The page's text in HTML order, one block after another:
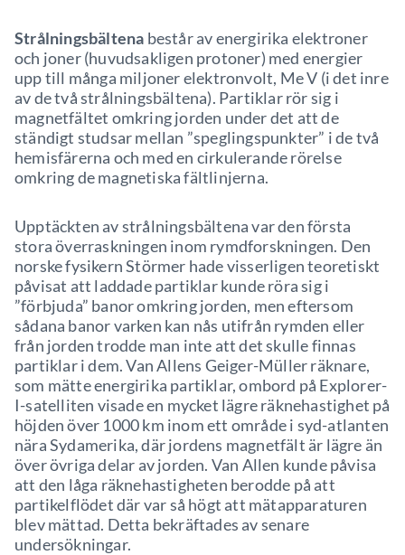
Strålningsbältena består av energirika elektroner
och joner (huvudsakligen protoner) med energier
upp till många miljoner elektronvolt, Me V (i det inre
av de två strålningsbältena). Partiklar rör sig i
magnetfältet omkring jorden under det att de
ständigt studsar mellan ”speglingspunkter” i de två
hemisfärerna och med en cirkulerande rörelse
omkring de magnetiska fältlinjerna.
Upptäckten av strålningsbältena var den första
stora överraskningen inom rymdforskningen. Den
norske fysikern Störmer hade visserligen teoretiskt
påvisat att laddade partiklar kunde röra sig i
”förbjuda” banor omkring jorden, men eftersom
sådana banor varken kan nås utifrån rymden eller
från jorden trodde man inte att det skulle finnas
partiklar i dem. Van Allens Geiger-Müller räknare,
som mätte energirika partiklar, ombord på Explorer-
I-satelliten visade en mycket lägre räknehastighet på
höjden över 1000 km inom ett område i syd-atlanten
nära Sydamerika, där jordens magnetfält är lägre än
över övriga delar av jorden. Van Allen kunde påvisa
att den låga räknehastigheten berodde på att
partikelflödet där var så högt att mätapparaturen
blev mättad. Detta bekräftades av senare
undersökningar.